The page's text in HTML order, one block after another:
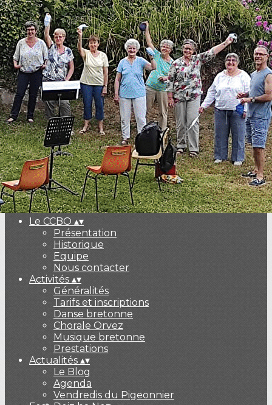
Exporter les lignes sélectionnées
Exporter toutes les colonnes
Exporter uniquement les colonnes affichées
Menu
<
>
Le Blog
Agenda
Vendredis du Pigeonnier
Ajoutez un logo, un bouton, des réseaux sociaux
Cliquez pour éditer
Le CCBO ▴▾
Présentation
Historique
Equipe
Nous contacter
Activités ▴▾
Généralités
Tarifs et inscriptions
Danse bretonne
Chorale Orvez
Musique bretonne
Prestations
Actualités ▴▾
Le Blog
Agenda
Vendredis du Pigeonnier